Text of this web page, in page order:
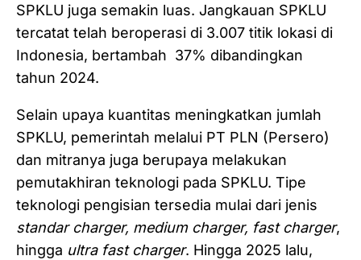
SPKLU juga semakin luas. Jangkauan SPKLU
tercatat telah beroperasi di 3.007 titik lokasi di
Indonesia, bertambah 37% dibandingkan
tahun 2024.
Selain upaya kuantitas meningkatkan jumlah
SPKLU, pemerintah melalui PT PLN (Persero)
dan mitranya juga berupaya melakukan
pemutakhiran teknologi pada SPKLU. Tipe
teknologi pengisian tersedia mulai dari jenis
standar charger, medium charger, fast charger,
hingga ultra fast charger. Hingga 2025 lalu,